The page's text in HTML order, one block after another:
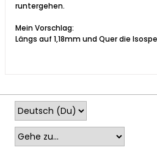
runtergehen.
Mein Vorschlag:
Längs auf 1,18mm und Quer die